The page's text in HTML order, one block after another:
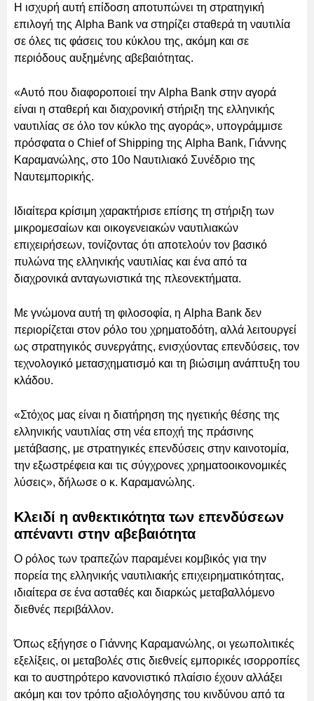
Η ισχυρή αυτή επίδοση αποτυπώνει τη στρατηγική
επιλογή της Alpha Bank να στηρίζει σταθερά τη ναυτιλία
σε όλες τις φάσεις του κύκλου της, ακόμη και σε
περιόδους αυξημένης αβεβαιότητας.
«Αυτό που διαφοροποιεί την Alpha Bank στην αγορά
είναι η σταθερή και διαχρονική στήριξη της ελληνικής
ναυτιλίας σε όλο τον κύκλο της αγοράς», υπογράμμισε
πρόσφατα ο Chief of Shipping της Alpha Bank, Γιάννης
Καραμανώλης, στο 10ο Ναυτιλιακό Συνέδριο της
Ναυτεμπορικής.
Ιδιαίτερα κρίσιμη χαρακτήρισε επίσης τη στήριξη των
μικρομεσαίων και οικογενειακών ναυτιλιακών
επιχειρήσεων, τονίζοντας ότι αποτελούν τον βασικό
πυλώνα της ελληνικής ναυτιλίας και ένα από τα
διαχρονικά ανταγωνιστικά της πλεονεκτήματα.
Με γνώμονα αυτή τη φιλοσοφία, η Alpha Bank δεν
περιορίζεται στον ρόλο του χρηματοδότη, αλλά λειτουργεί
ως στρατηγικός συνεργάτης, ενισχύοντας επενδύσεις, τον
τεχνολογικό μετασχηματισμό και τη βιώσιμη ανάπτυξη του
κλάδου.
«Στόχος μας είναι η διατήρηση της ηγετικής θέσης της
ελληνικής ναυτιλίας στη νέα εποχή της πράσινης
μετάβασης, με στρατηγικές επενδύσεις στην καινοτομία,
την εξωστρέφεια και τις σύγχρονες χρηματοοικονομικές
λύσεις», δήλωσε ο κ. Καραμανώλης.
Κλειδί η ανθεκτικότητα των επενδύσεων
απέναντι στην αβεβαιότητα
Ο ρόλος των τραπεζών παραμένει κομβικός για την
πορεία της ελληνικής ναυτιλιακής επιχειρηματικότητας,
ιδιαίτερα σε ένα ασταθές και διαρκώς μεταβαλλόμενο
διεθνές περιβάλλον.
Όπως εξήγησε ο Γιάννης Καραμανώλης, οι γεωπολιτικές
εξελίξεις, οι μεταβολές στις διεθνείς εμπορικές ισορροπίες
και το αυστηρότερο κανονιστικό πλαίσιο έχουν αλλάξει
ακόμη και τον τρόπο αξιολόγησης του κινδύνου από τα